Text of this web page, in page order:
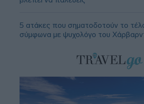
5 ατάκες που σηματοδοτούν το
σύμφωνα με ψυχολόγο του